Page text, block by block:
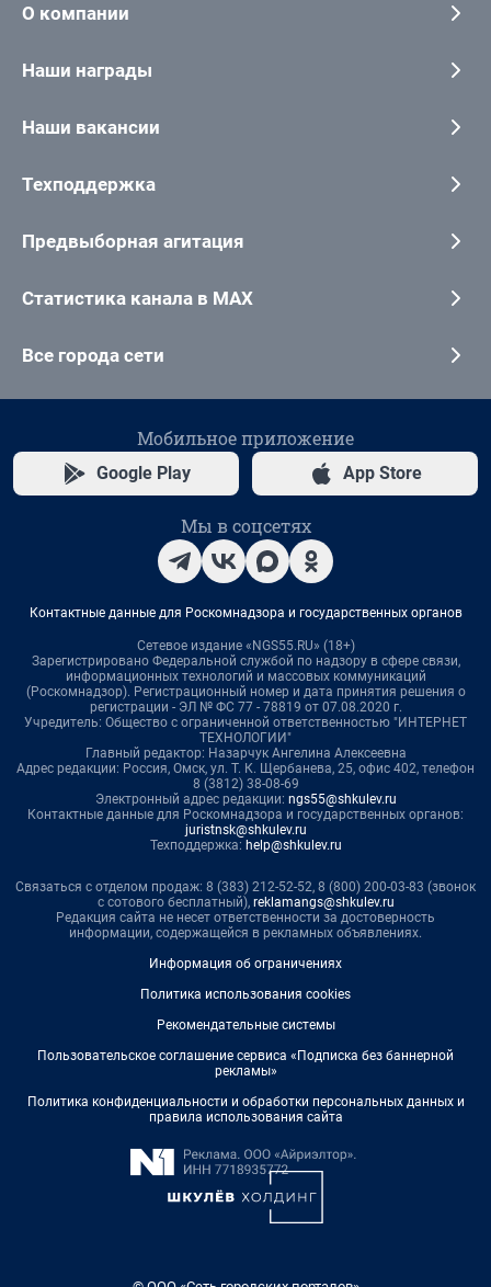
О компании
Наши награды
Наши вакансии
Техподдержка
Предвыборная агитация
Статистика канала в MAX
Все города сети
Мобильное приложение
Google Play App Store
Мы в соцсетях
Контактные данные для Роскомнадзора и государственных органов
Сетевое издание «NGS55.RU» (18+)
Зарегистрировано Федеральной службой по надзору в сфере связи,
информационных технологий и массовых коммуникаций
(Роскомнадзор). Регистрационный номер и дата принятия решения о
регистрации - ЭЛ № ФС 77 - 78819 от 07.08.2020 г.
Учредитель: Общество с ограниченной ответственностью "ИНТЕРНЕТ
ТЕХНОЛОГИИ"
Главный редактор: Назарчук Ангелина Алексеевна
Адрес редакции: Россия, Омск, ул. Т. К. Щербанева, 25, офис 402, телефон
8 (3812) 38-08-69
Электронный адрес редакции: ngs55@shkulev.ru
Контактные данные для Роскомнадзора и государственных органов:
juristnsk@shkulev.ru
Техподдержка: help@shkulev.ru
Связаться с отделом продаж: 8 (383) 212-52-52, 8 (800) 200-03-83 (звонок
с сотового бесплатный), reklamangs@shkulev.ru
Редакция сайта не несет ответственности за достоверность
информации, содержащейся в рекламных объявлениях.
Информация об ограничениях
Политика использования cookies
Рекомендательные системы
Пользовательское соглашение сервиса «Подписка без баннерной
рекламы»
Политика конфиденциальности и обработки персональных данных и
правила использования сайта